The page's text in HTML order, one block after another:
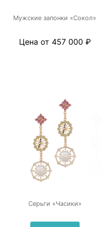
Мужские запонки «Сокол»
Цена от 457 000 ₽
Серьги «Часики»